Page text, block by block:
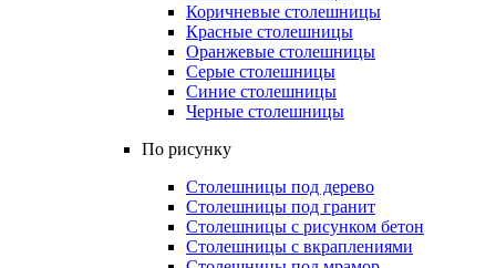
Коричневые столешницы
Красные столешницы
Оранжевые столешницы
Серые столешницы
Синие столешницы
Черные столешницы
По рисунку
Столешницы под дерево
Столешницы под гранит
Столешницы с рисунком бетон
Столешницы с вкраплениями